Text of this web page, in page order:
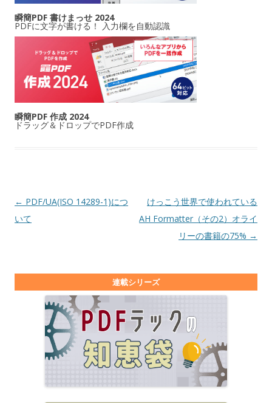
瞬簡PDF 書けまっせ 2024
PDFに文字が書ける！ 入力欄を自動認識
瞬簡PDF 作成 2024
ドラッグ＆ドロップでPDF作成
投稿ナビゲーション
← PDF/UA(ISO 14289-1)につ
いて
けっこう世界で使われている
AH Formatter（その2）オライ
リーの書籍の75% →
連載シリーズ